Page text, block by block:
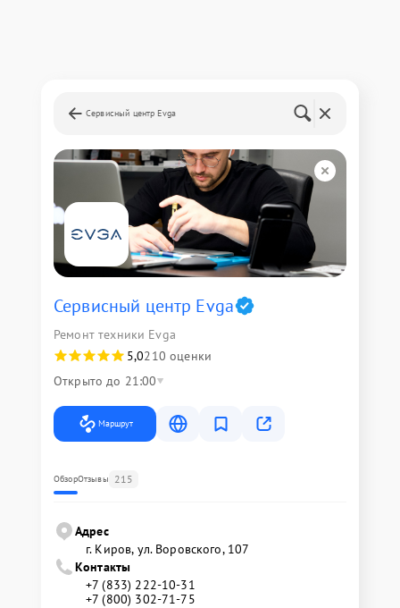
Сервисный центр Evga
Сервисный центр Evga
Ремонт техники Evga
5,0210 оценки
Открыто до 21:00
Маршрут
ОбзорОтзывы 215
Адрес
г. Киров, ул. Воровского, 107
Контакты
+7 (833) 222-10-31
+7 (800) 302-71-75